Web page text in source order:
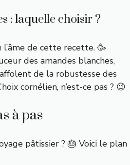
: laquelle choisir ?
l’âme de cette recette. 🥳
des amandes blanches,
de la robustesse des
cornélien, n’est-ce pas ? 😉
à pas
pâtissier ? 🎂 Voici le plan